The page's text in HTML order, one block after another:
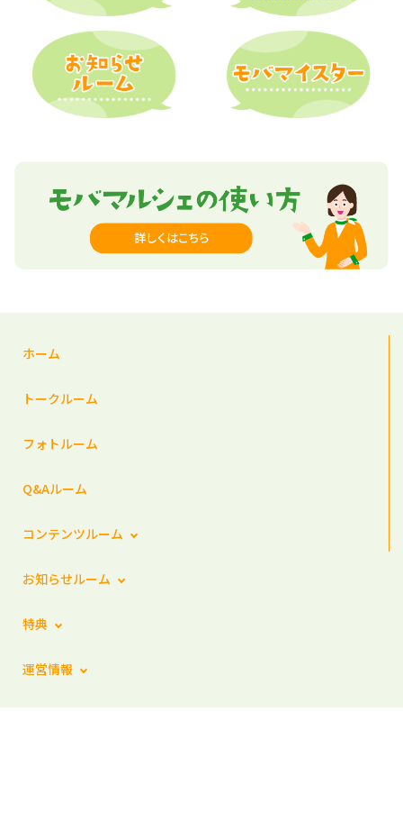
ホーム
トークルーム
フォトルーム
Q&Aルーム
コンテンツルーム
お知らせルーム
特典
運営情報